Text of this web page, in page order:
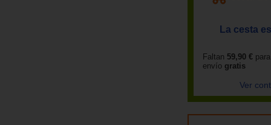
La cesta
Faltan 59,90 €
envío gratis
Ver